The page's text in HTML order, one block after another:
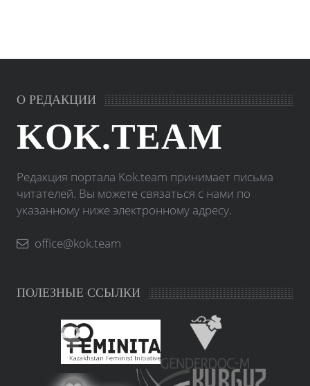
О РЕДАКЦИИ
KOK.TEAM
Редакция портала Kok.team принимает письма
читателей. Вы можете связаться с нами по
указанному ниже электронному адресу.
office@kok.team
ПОЛЕЗНЫЕ ССЫЛКИ